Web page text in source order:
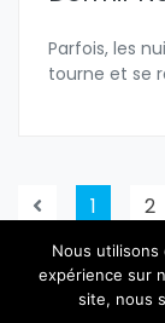
Parfois, les
tourne et se
1 2
Nous utilisons
expérience sur
site, nous